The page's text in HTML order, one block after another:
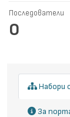
Последователи
0
Набори
За